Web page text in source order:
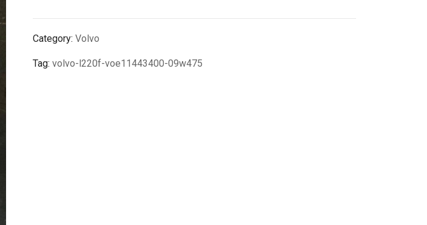
Category: Volvo
Tag: volvo-l220f-voe11443400-09w475